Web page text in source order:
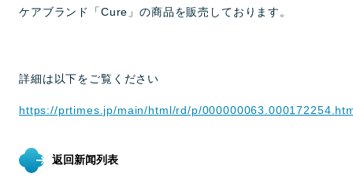
ケアブランド「Cure」の商品を販売しております。
詳細は以下をご覧ください
https://prtimes.jp/main/html/rd/p/
返回新闻列表